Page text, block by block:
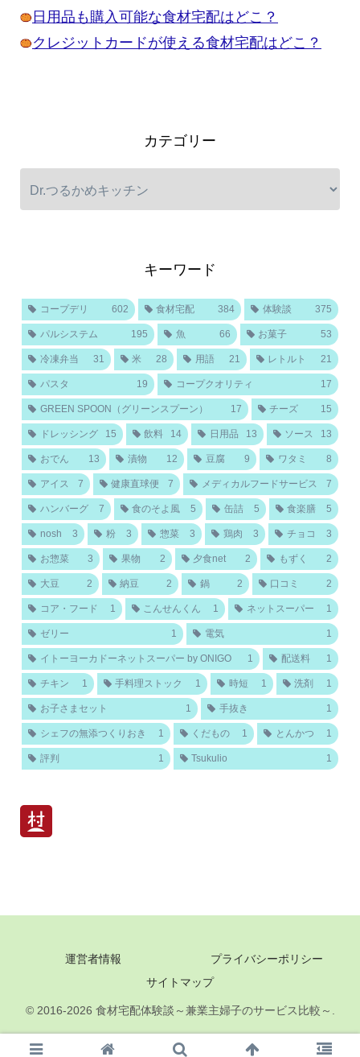
日用品も購入可能な食材宅配はどこ？
クレジットカードが使える食材宅配はどこ？
カテゴリー
キーワード
コープデリ 602 食材宅配 384 体験談 375
パルシステム 195 魚 66 お菓子 53
冷凍弁当 31 米 28 用語 21 レトルト 21
パスタ 19 コープクオリティ 17
GREEN SPOON（グリーンスプーン） 17 チーズ 15
ドレッシング 15 飲料 14 日用品 13 ソース 13
おでん 13 漬物 12 豆腐 9 ワタミ 8
アイス 7 健康直球便 7 メディカルフードサービス 7
ハンバーグ 7 食のそよ風 5 缶詰 5 食楽膳 5
nosh 3 粉 3 惣菜 3 鶏肉 3 チョコ 3
お惣菜 3 果物 2 夕食net 2 もずく 2
大豆 2 納豆 2 鍋 2 口コミ 2
コア・フード 1 こんせんくん 1 ネットスーパー 1
ゼリー 1 電気 1
イトーヨーカドーネットスーパー by ONIGO 1 配送料 1
チキン 1 手料理ストック 1 時短 1 洗剤 1
お子さまセット 1 手抜き 1
シェフの無添つくりおき 1 くだもの 1 とんかつ 1
評判 1 Tsukulio 1
運営者情報
プライバシーポリシー
サイトマップ
© 2016-2026 食材宅配体験談～兼業主婦子のサービス比較～.